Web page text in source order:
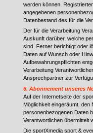
werden können.
angegebenen
Datenbestand des für die
Der für die Verarbeitung
Auskunft darüber, welche
sind. Ferner berichtigt oder
Daten auf Wunsch oder
Aufbewahrungspflichten
Verarbeitung
Ansprechpartner zur
6. Abonnement unseres
Auf der Internetseite der
Möglichkeit eingeräumt,
personenbezogenen Daten
Verantwortlichen übermittelt
Die sportXmedia sport &